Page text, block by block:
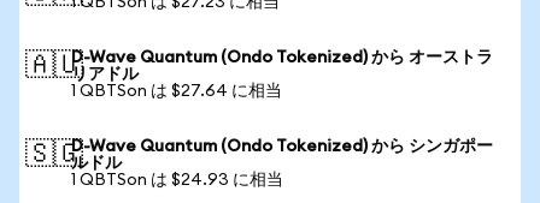
🇦🇺D-Wave Quantum (Ondo Tokenized) から オーストラ
リアドル
1 QBTSon は $27.64 に相当
🇸🇬D-Wave Quantum (Ondo Tokenized) から シンガポー
ルドル
1 QBTSon は $24.93 に相当